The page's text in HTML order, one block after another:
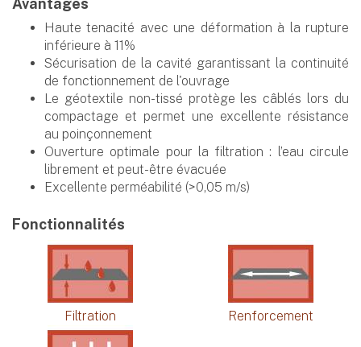
Avantages
Haute tenacité avec une déformation à la rupture
inférieure à 11%
Sécurisation de la cavité garantissant la continuité
de fonctionnement de l'ouvrage
Le géotextile non-tissé protège les câblés lors du
compactage et permet une excellente résistance
au poinçonnement
Ouverture optimale pour la filtration : l’eau circule
librement et peut-être évacuée
Excellente perméabilité (>0,05 m/s)
Fonctionnalités
Filtration Renforcement